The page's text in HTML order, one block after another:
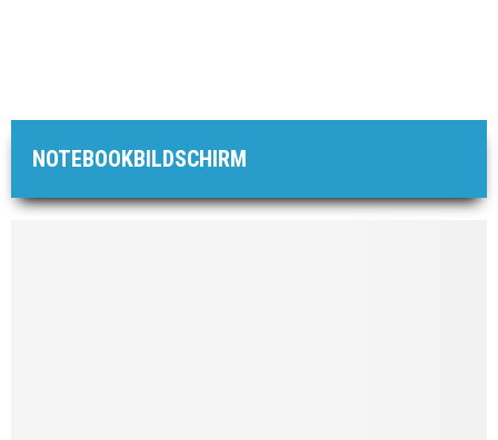
NOTEBOOKBILDSCHIRM